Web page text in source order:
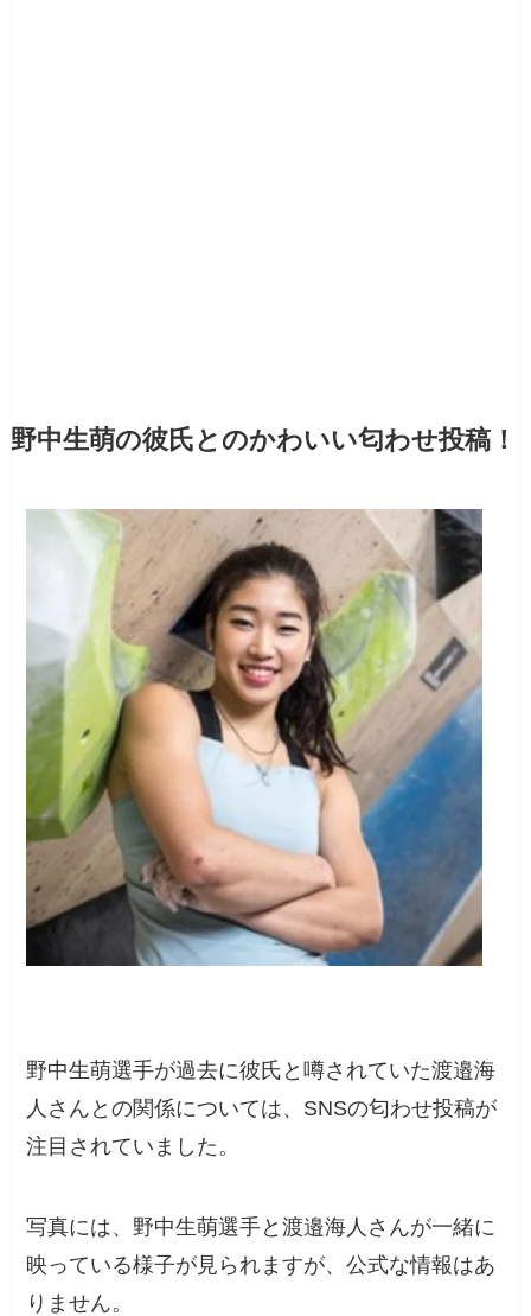
野中生萌の彼氏とのかわいい匂わせ投稿！
野中生萌選手が過去に彼氏と噂されていた渡邉海
人さんとの関係については、SNSの匂わせ投稿が
注目されていました。
写真には、野中生萌選手と渡邉海人さんが一緒に
映っている様子が見られますが、公式な情報はあ
りません。